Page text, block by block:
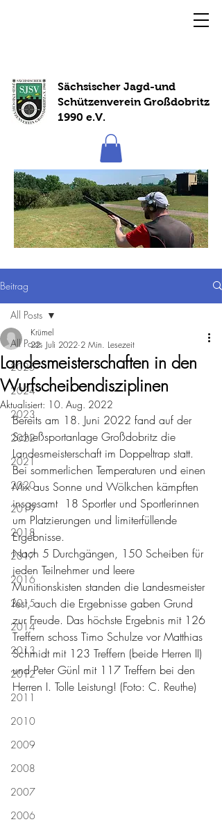
Sächsischer Jagd-und
Schützenverein Großdobritz
1990 e.V.
Beitrag
All Posts
2025
2024
2023
2022
2021
2020
2019
2018
2017
2016
2015
2014
2013
2012
2011
2010
2009
2008
2007
2006
All Posts
Landesmeisterschaften in den
Wurfscheibendisziplinen
Krümel
22. Juli 2022 2 Min. Lesezeit
Aktualisiert: 10. Aug. 2022
Bereits am 18. Juni 2022 fand auf der
Schießsportanlage Großdobritz die
Landesmeisterschaft im Doppeltrap statt.
Bei sommerlichen Temperaturen und einen
Mix aus Sonne und Wölkchen kämpften
insgesamt  18 Sportler und Sportlerinnen
um Platzierungen und limiterfüllende
Ergebnisse.
Nach 5 Durchgängen, 150 Scheiben für
jeden Teilnehmer und leere
Munitionskisten standen die Landesmeister
fest, auch die Ergebnisse gaben Grund
zur Freude. Das höchste Ergebnis mit 126
Treffern schoss Timo Schulze vor Matthias
Schmidt mit 123 Treffern (beide Herren II)
und Peter Günl mit 117 Treffern bei den
Herren I. Tolle Leistung! (Foto: C. Reuthe)